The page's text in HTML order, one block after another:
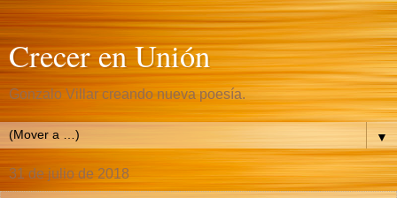
Crecer en Unión
Gonzalo Villar creando nueva poesía.
▼
31 de julio de 2018